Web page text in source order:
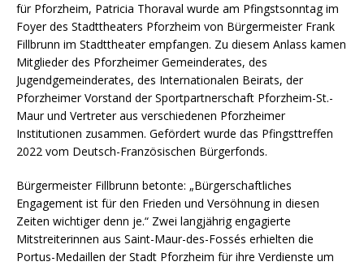
für Pforzheim, Patricia Thoraval wurde am Pfingstsonntag im
Foyer des Stadttheaters Pforzheim von Bürgermeister Frank
Fillbrunn im Stadttheater empfangen. Zu diesem Anlass kamen
Mitglieder des Pforzheimer Gemeinderates, des
Jugendgemeinderates, des Internationalen Beirats, der
Pforzheimer Vorstand der Sportpartnerschaft Pforzheim-St.-
Maur und Vertreter aus verschiedenen Pforzheimer
Institutionen zusammen. Gefördert wurde das Pfingsttreffen
2022 vom Deutsch-Französischen Bürgerfonds.
Bürgermeister Fillbrunn betonte: „Bürgerschaftliches
Engagement ist für den Frieden und Versöhnung in diesen
Zeiten wichtiger denn je.“ Zwei langjährig engagierte
Mitstreiterinnen aus Saint-Maur-des-Fossés erhielten die
Portus-Medaillen der Stadt Pforzheim für ihre Verdienste um